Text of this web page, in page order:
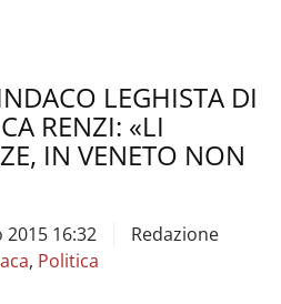
LEGHISTA DI
RENZI: «LI
IN VENETO NON
16:32
Redazione
, Politica